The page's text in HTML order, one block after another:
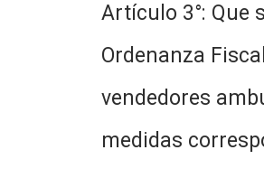
Artículo 3°: Que
Ordenanza
vendedores
medidas